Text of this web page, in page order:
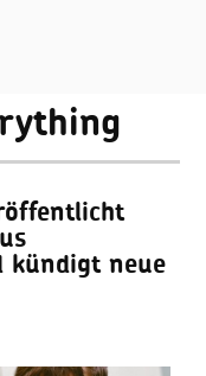
kündigt neue